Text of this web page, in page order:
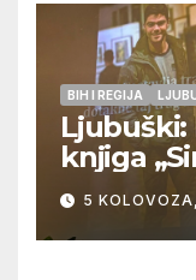
BIH I REGIJA
knjiga
dr. sc.
5